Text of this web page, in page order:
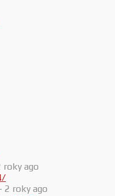
roky ago
- 2 roky ago